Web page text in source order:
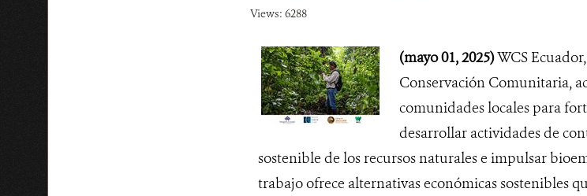
Views: 6288
(mayo 01, 2025)WCS
Conservación Comunitaria,
comunidades locales para
desarrollar actividades de
sostenible de los recursos naturales e impulsar
trabajo ofrece alternativas económicas sostenibles